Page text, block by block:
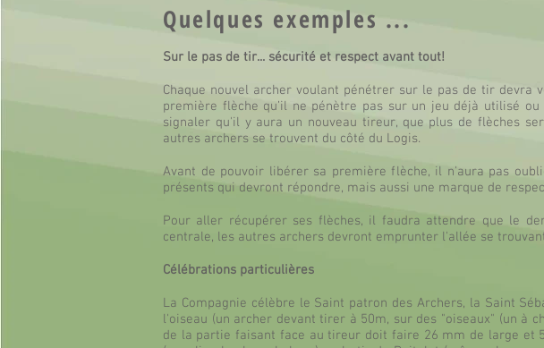
Quelques exemples ...
Sur le pas de tir... sécurité et respect avant tout!
Chaque nouvel archer voulant pénétrer sur le pas de tir devra
première flèche qu’il ne pénètre pas sur un jeu déjà utilisé
signaler qu'il y aura un nouveau tireur, que plus de flèches
autres archers se trouvent du côté du Logis.
Avant de pouvoir libérer sa première flèche, il n'aura pas
présents qui devront répondre, mais aussi une marque de
Pour aller récupérer ses flèches, il faudra attendre que le
centrale, les autres archers devront emprunter l'allée se
Célébrations particulières
La Compagnie célèbre le Saint patron des Archers, la Saint
l'oiseau (un archer devant tirer à 50m, sur des "oiseaux" (un à
de la partie faisant face au tireur doit faire 26 mm de large et